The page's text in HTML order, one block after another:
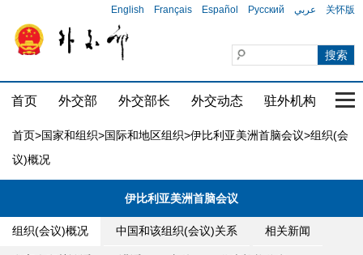
English Français Español Русский عربي 关怀版
首页 外交部 外交部长 外交动态 驻外机构 国
首页>国家和组织>国际和地区组织>伊比利亚美洲首脑会议>组织(会
议)概况
伊比利亚美洲首脑会议
组织(会议)概况 中国和该组织(会议)关系 相关新闻